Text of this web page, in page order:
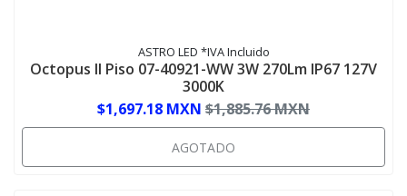
ASTRO LED *IVA Incluido
Octopus II Piso 07-40921-WW 3W 270Lm IP67 127V
3000K
$1,697.18 MXN $1,885.76 MXN
AGOTADO